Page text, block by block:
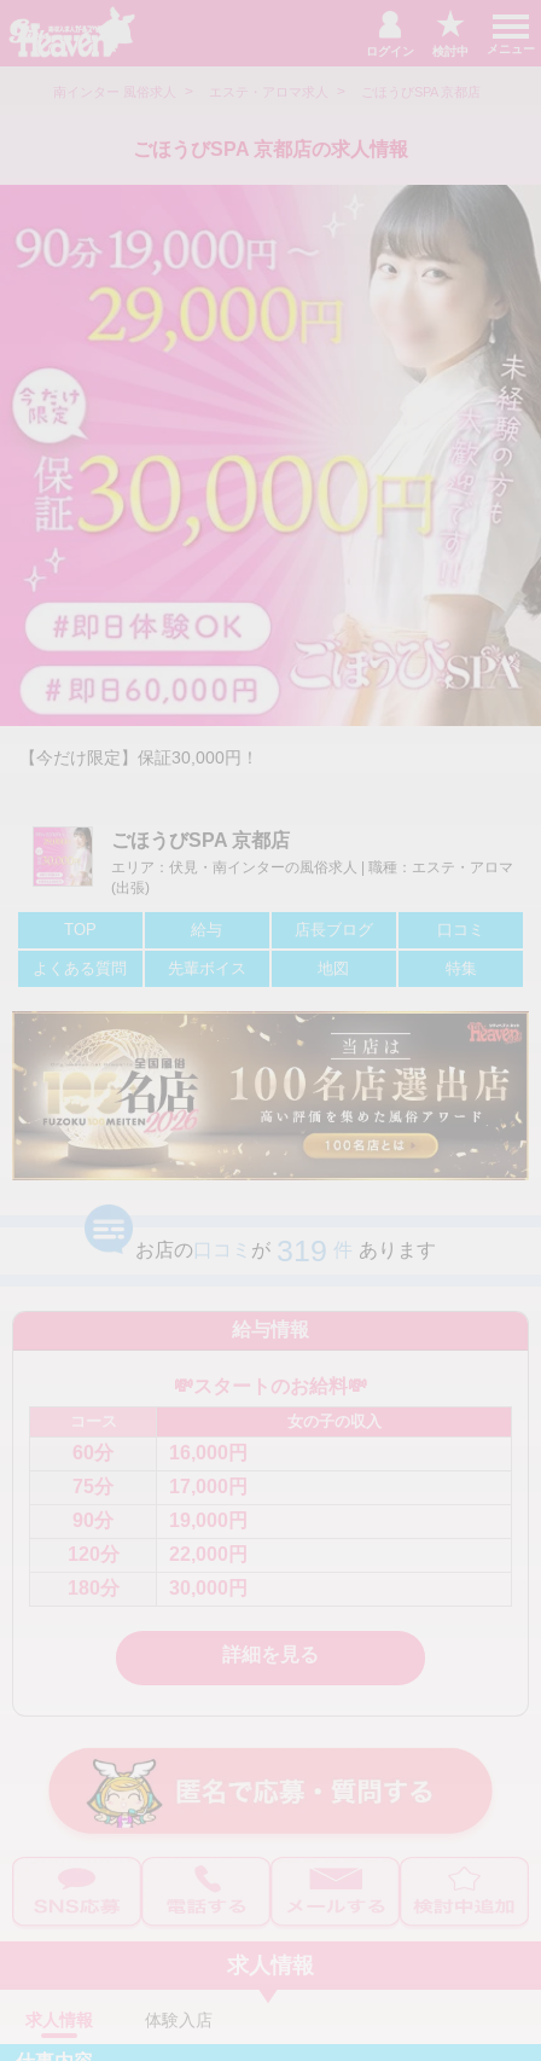
ログイン 検討中
t
o
g
g
メニュー
伏見・南インター 風俗求人 > エステ・アロマ求人 > ごほうびSPA 京都店
ごほうびSPA 京都店の求人情報
【今だけ限定】保証30,000円！
ごほうびSPA 京都店
エリア：伏見・南インターの風俗求人 | 職種：エステ・アロマ
(出張)
TOP 給与 店長ブログ 口コミ
よくある質問 先輩ボイス 地図 特集
お店の口コミ が 319 件 あります
給与情報
💸スタートのお給料💸
コース 女の子の収入
60分
16,000円
75分
17,000円
90分
19,000円
120分
22,000円
180分
30,000円
詳細を見る
求人情報
求人情報 体験入店